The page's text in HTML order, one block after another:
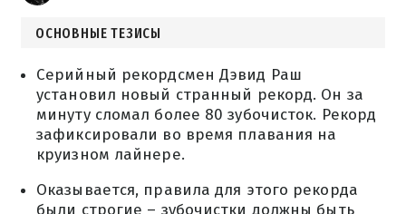
ОСНОВНЫЕ ТЕЗИСЫ
Серийный рекордсмен Дэвид Раш
установил новый странный рекорд. Он за
минуту сломал более 80 зубочисток. Рекорд
зафиксировали во время плавания на
круизном лайнере.
Оказывается, правила для этого рекорда
были строгие – зубочистки должны быть